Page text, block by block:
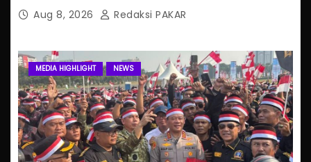
Aug 8, 2026 Redaksi PAKAR
MEDIA HIGHLIGHT NEWS